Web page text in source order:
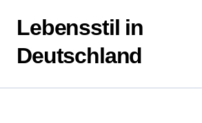
Inhalt
springen
Lebensstil in
Deutschland